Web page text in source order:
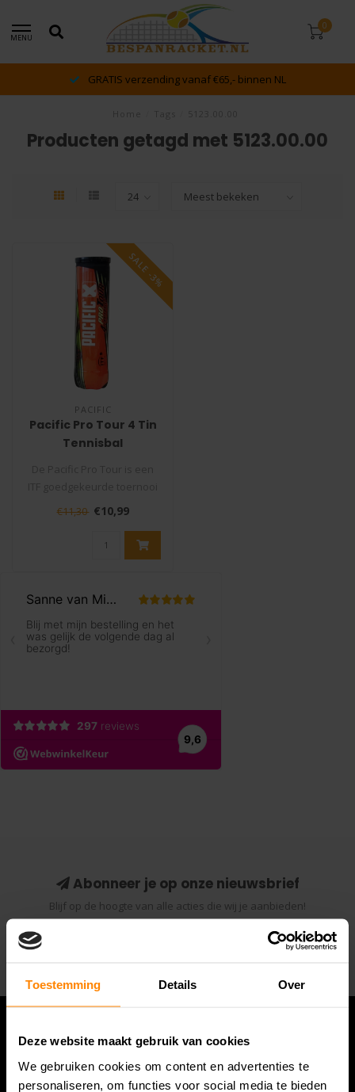
Toestemming Details Over
Deze website maakt gebruik van cookies
We gebruiken cookies om content en advertenties te
personaliseren, om functies voor social media te bieden
MENU
0
GRATIS verzending vanaf €65,- binnen NL
Producten getagd met 5123.00.00
SALE -3%
PACIFIC
Pacific Pro Tour 4 Tin
Tennisbal
tennisbal. Voor de hoogste
€11,30 €10,99
Abonneer je op onze nieuwsbrief
Blijf op de hoogte van alle acties die wij je aanbieden!
Abonneer